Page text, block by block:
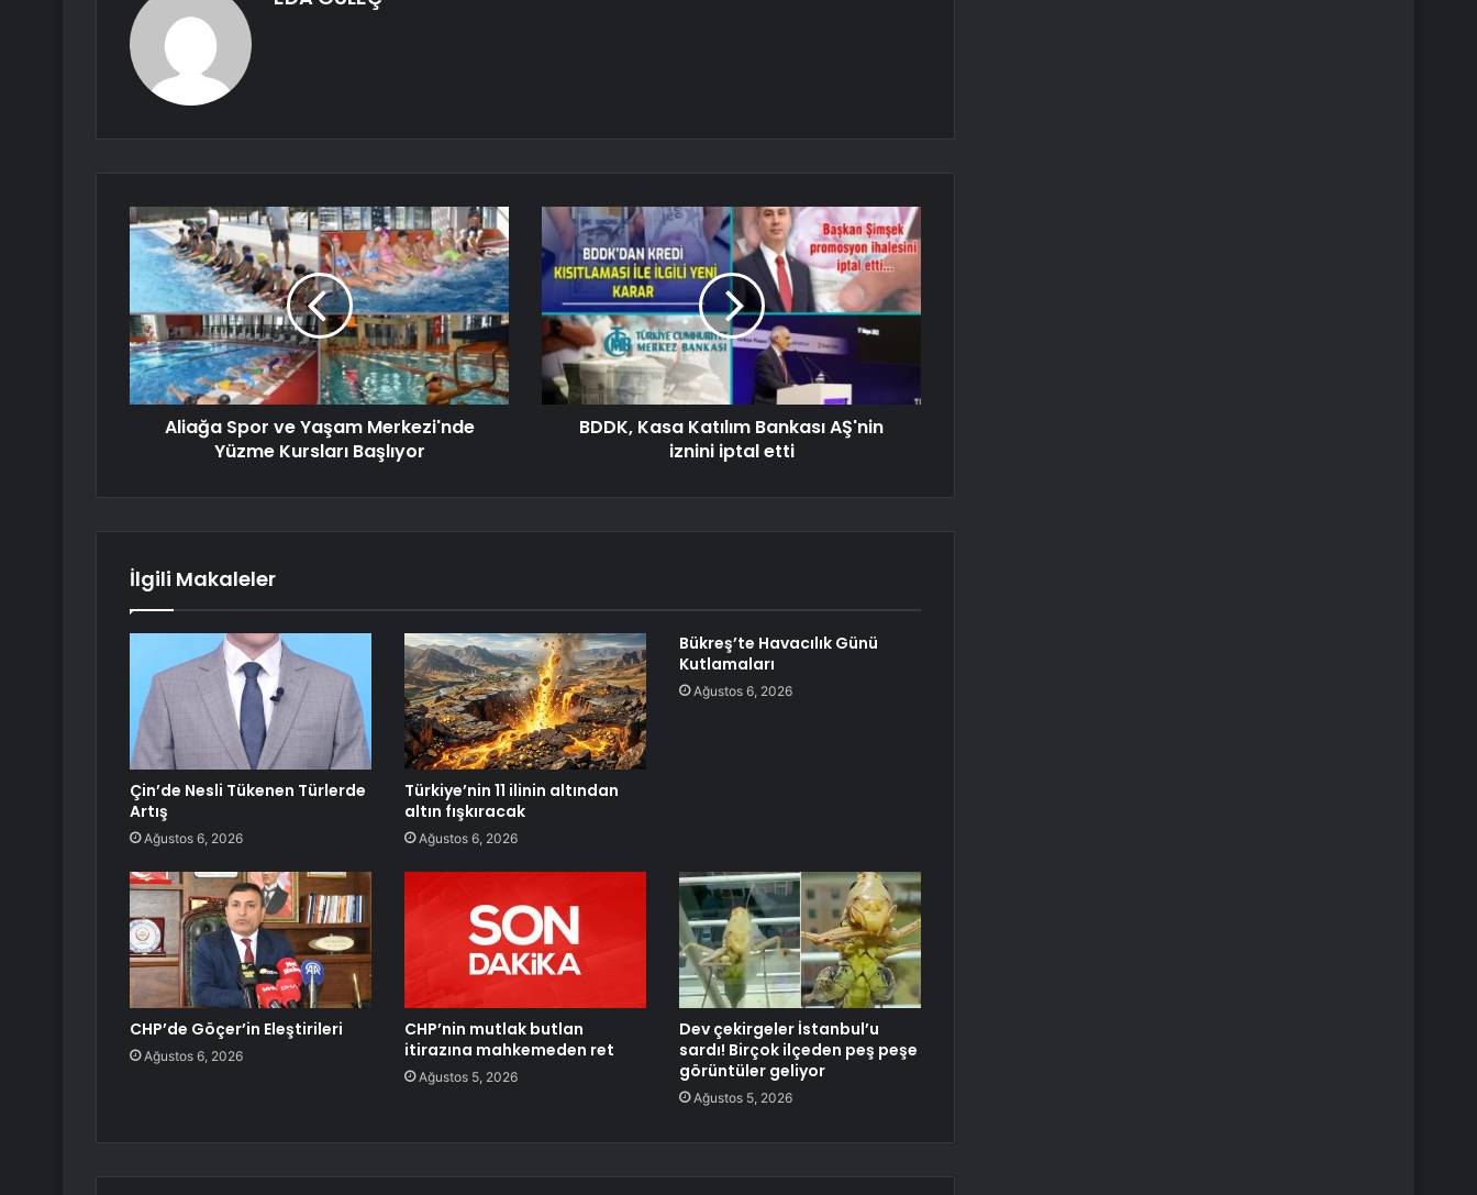
Aliağa Spor ve Yaşam Merkezi'nde
Yüzme Kursları Başlıyor
BDDK, Kasa Katılım Bankası AŞ'nin
iznini iptal etti
İlgili Makaleler
Çin’de Nesli Tükenen Türlerde
Artış
Ağustos 6, 2026
Türkiye’nin 11 ilinin altından
altın fışkıracak
Ağustos 6, 2026
Bükreş’te Havacılık Günü
Kutlamaları
Ağustos 6, 2026
CHP’de Göçer’in Eleştirileri
Ağustos 6, 2026
CHP’nin mutlak butlan
itirazına mahkemeden ret
Ağustos 5, 2026
Dev çekirgeler İstanbul’u
sardı! Birçok ilçeden peş peşe
görüntüler geliyor
Ağustos 5, 2026